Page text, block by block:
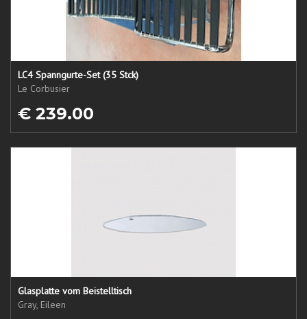
LC4 Spanngurte-Set (35 Stck)
Le Corbusier
€ 239.00
Glasplatte vom Beistelltisch
Gray, Eileen